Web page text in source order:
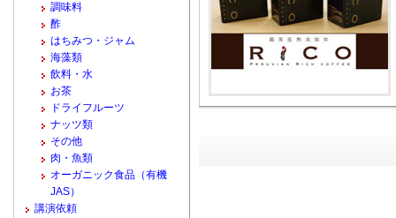
調味料
酢
はちみつ・ジャム
海藻類
飲料・水
お茶
ドライフルーツ
ナッツ類
その他
肉・魚類
オーガニック食品（有機
JAS）
講演依頼